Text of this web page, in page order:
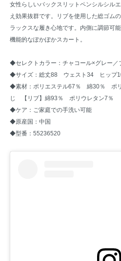
女性らしいバックスリットペンシルシル
え効果抜群です。リブを使用した総ゴム
ラックスな履き心地です。内側に調節可
機能的なぽかぽかスカート。
◆セレクトカラー：チャコール×グレー／
◆サイズ：総丈88 ウェスト34 ヒップ
◆素材：ポリエステル67％ 綿30％ ポ
じ 【リブ】綿93％ ポリウレタン7％
◆ケア：ご家庭での手洗い可能
◆原産国：中国
◆型番：55236520